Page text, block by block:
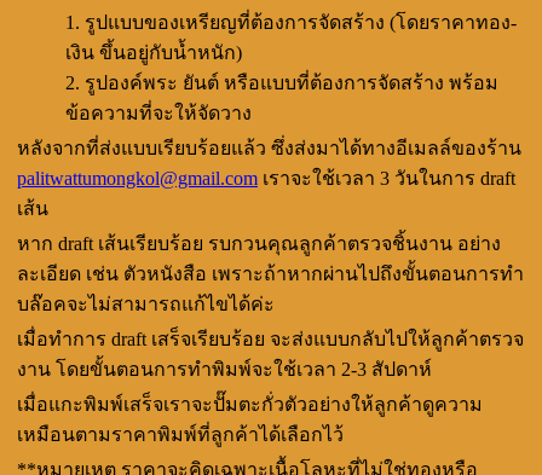
รูปแบบของเหรียญที่ต้องการจัดสร้าง (โดยราคาทอง-
เงิน ขึ้นอยู่กับน้ำหนัก)
รูปองค์พระ ยันต์ หรือแบบที่ต้องการจัดสร้าง พร้อม
ข้อความที่จะให้จัดวาง
หลังจากที่ส่งแบบเรียบร้อยแล้ว ซึ่งส่งมาได้ทางอีเมลล์ของร้าน
palitwattumongkol@gmail.com เราจะใช้เวลา 3 วันในการ draft
เส้น
หาก draft เส้นเรียบร้อย รบกวนคุณลูกค้าตรวจชิ้นงาน อย่าง
ละเอียด เช่น ตัวหนังสือ เพราะถ้าหากผ่านไปถึงขั้นตอนการทำ
บล๊อคจะไม่สามารถแก้ไขได้ค่ะ
เมื่อทำการ draft เสร็จเรียบร้อย จะส่งแบบกลับไปให้ลูกค้าตรวจ
งาน โดยขั้นตอนการทำพิมพ์จะใช้เวลา 2-3 สัปดาห์
เมื่อแกะพิมพ์เสร็จเราจะปั๊มตะกั่วตัวอย่างให้ลูกค้าดูความ
เหมือนตามราคาพิมพ์ที่ลูกค้าได้เลือกไว้
**หมายเหตุ ราคาจะคิดเฉพาะเนื้อโลหะที่ไม่ใช่ทองหรือ